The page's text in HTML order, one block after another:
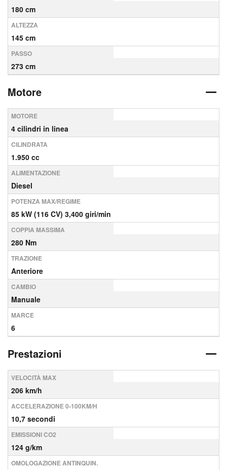
180 cm
ALTEZZA
145 cm
PASSO
273 cm
Motore
MOTORE
4 cilindri in linea
CILINDRATA
1.950 cc
ALIMENTAZIONE
Diesel
POTENZA MAX/REGIME
85 kW (116 CV) 3,400 giri/min
COPPIA MASSIMA
280 Nm
TRAZIONE
Anteriore
CAMBIO
Manuale
MARCE
6
Prestazioni
VELOCITÀ MAX
206 km/h
ACCELERAZIONE 0-100KM/H
10,7 secondi
EMISSIONI CO2
124 g/km
OMOLOGAZIONE ANTINQUIN.